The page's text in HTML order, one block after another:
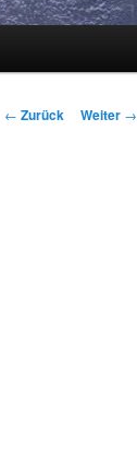
Beitragsnavigation
← Zurück Weiter →